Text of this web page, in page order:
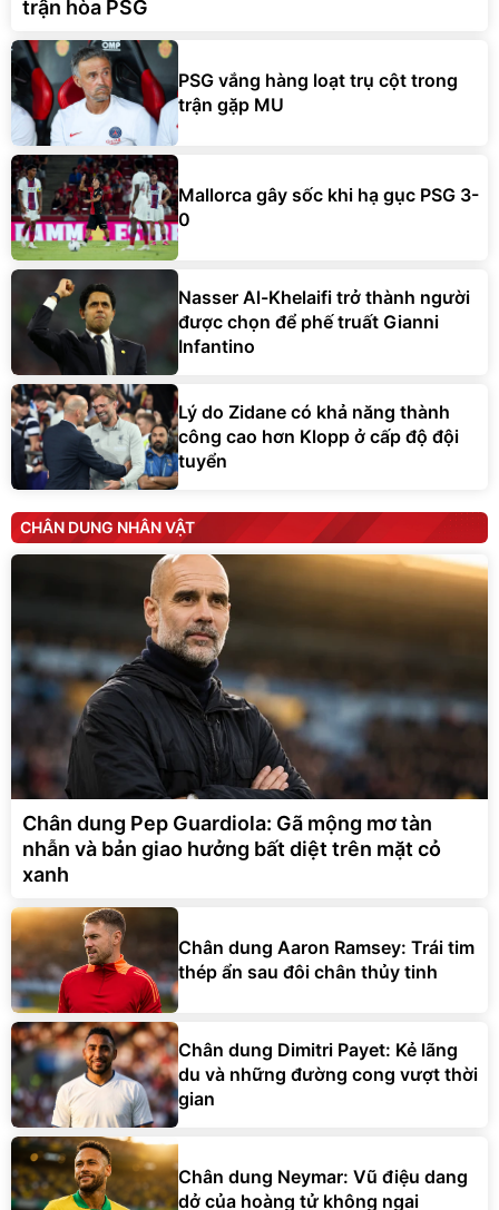
trận hòa PSG
PSG vắng hàng loạt trụ cột trong
trận gặp MU
Mallorca gây sốc khi hạ gục PSG 3-
0
Nasser Al-Khelaifi trở thành người
được chọn để phế truất Gianni
Infantino
Lý do Zidane có khả năng thành
công cao hơn Klopp ở cấp độ đội
tuyển
CHÂN DUNG NHÂN VẬT
Chân dung Pep Guardiola: Gã mộng mơ tàn
nhẫn và bản giao hưởng bất diệt trên mặt cỏ
xanh
Chân dung Aaron Ramsey: Trái tim
thép ẩn sau đôi chân thủy tinh
Chân dung Dimitri Payet: Kẻ lãng
du và những đường cong vượt thời
gian
Chân dung Neymar: Vũ điệu dang
dở của hoàng tử không ngai